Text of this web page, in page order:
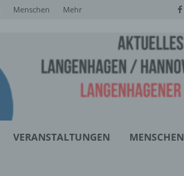
Menschen Mehr
VERANSTALTUNGEN MENSCHEN